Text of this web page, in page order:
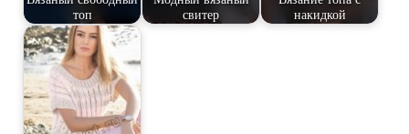
топ
свитер
накидкой